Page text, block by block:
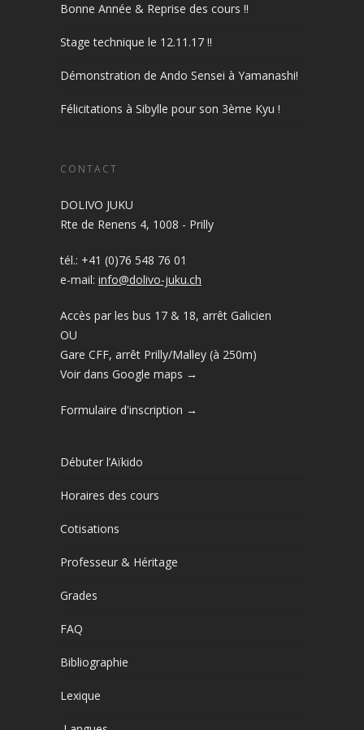
Bonne Année & Reprise des cours !!
Stage technique le 12.11.17 !!
Démonstration de Ando Sensei à Yamanashi!
Félicitations à Sibylle pour son 3ème Kyu !
CONTACT
DOLIVO JUKU
Rte de Renens 4, 1008 - Prilly
tél.: +41 (0)76 548 76 01
e-mail: info@dolivo-juku.ch
Accès par les bus 17 & 18, arrêt Galicien
OU
Gare CFF, arrêt Prilly/Malley (à 250m)
Voir dans Google maps →
Formulaire d'inscription →
Débuter l’Aïkido
Horaires des cours
Cotisations
Professeur & Héritage
Grades
FAQ
Bibliographie
Lexique